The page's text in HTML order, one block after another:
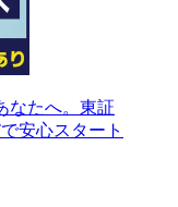
なたへ。東証
安心スタート